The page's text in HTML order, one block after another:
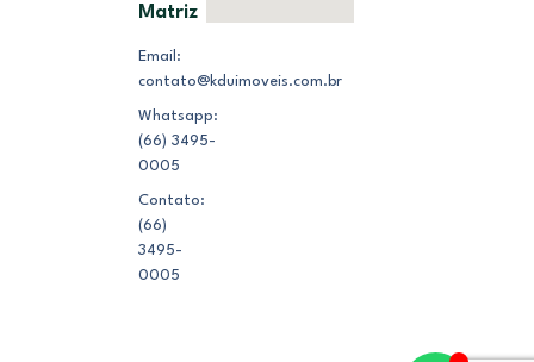
Matriz
Email:
contato@kduimoveis.com.br
Whatsapp:
(66) 3495-
0005
Contato:
(66)
3495-
0005